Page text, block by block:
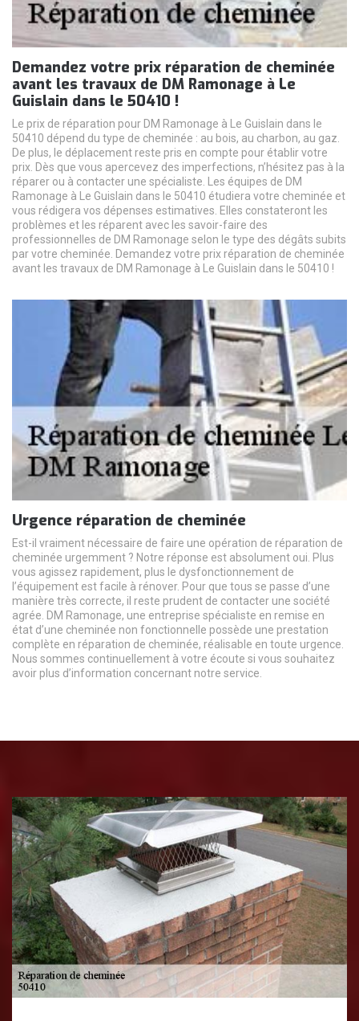
Demandez votre prix réparation de cheminée
avant les travaux de DM Ramonage à Le
Guislain dans le 50410 !
Le prix de réparation pour DM Ramonage à Le Guislain dans le
50410 dépend du type de cheminée : au bois, au charbon, au gaz.
De plus, le déplacement reste pris en compte pour établir votre
prix. Dès que vous apercevez des imperfections, n’hésitez pas à la
réparer ou à contacter une spécialiste. Les équipes de DM
Ramonage à Le Guislain dans le 50410 étudiera votre cheminée et
vous rédigera vos dépenses estimatives. Elles constateront les
problèmes et les réparent avec les savoir-faire des
professionnelles de DM Ramonage selon le type des dégâts subits
par votre cheminée. Demandez votre prix réparation de cheminée
avant les travaux de DM Ramonage à Le Guislain dans le 50410 !
Urgence réparation de cheminée
Est-il vraiment nécessaire de faire une opération de réparation de
cheminée urgemment ? Notre réponse est absolument oui. Plus
vous agissez rapidement, plus le dysfonctionnement de
l’équipement est facile à rénover. Pour que tous se passe d’une
manière très correcte, il reste prudent de contacter une société
agrée. DM Ramonage, une entreprise spécialiste en remise en
état d’une cheminée non fonctionnelle possède une prestation
complète en réparation de cheminée, réalisable en toute urgence.
Nous sommes continuellement à votre écoute si vous souhaitez
avoir plus d’information concernant notre service.